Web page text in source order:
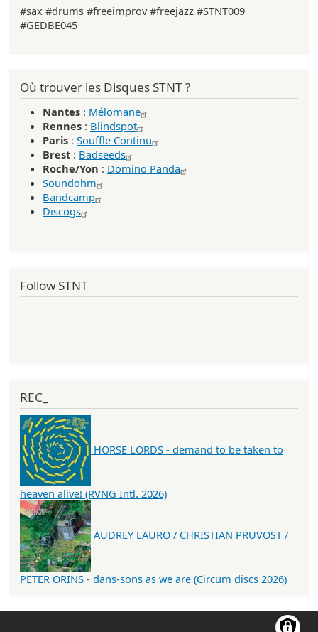
#sax #drums #freeimprov #freejazz #STNT009
#GEDBE045
Où trouver les Disques STNT ?
Nantes : Mélomane
Rennes : Blindspot
Paris : Souffle Continu
Brest : Badseeds
Roche/Yon : Domino Panda
Soundohm
Bandcamp
Discogs
Follow STNT
REC_
HORSE LORDS - demand to be taken to
heaven alive! (RVNG Intl. 2026)
AUDREY LAURO / CHRISTIAN PRUVOST /
PETER ORINS - dans-sons as we are (Circum discs 2026)